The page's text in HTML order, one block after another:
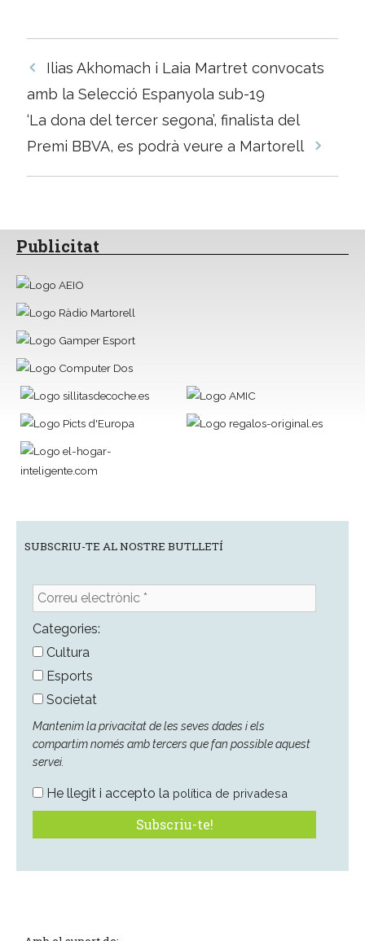
Navegació
per
Ilias Akhomach i Laia Martret convocats
amb la Selecció Espanyola sub-19
‘La dona del tercer segona’, finalista del
Premi BBVA, es podrà veure a Martorell
Publicitat
SUBSCRIU-TE AL NOSTRE BUTLLETÍ
Correu
electrònic
*Categories:
Cultura
Esports
Societat
Mantenim la privacitat de les seves dades i els
compartim només amb tercers que fan possible aquest
servei.
He llegit i accepto la política de privadesa